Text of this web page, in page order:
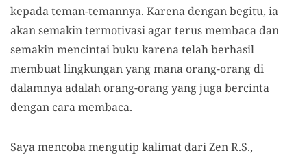
kepada teman-temannya. Karena dengan begitu, ia
akan semakin termotivasi agar terus membaca dan
semakin mencintai buku karena telah berhasil
membuat lingkungan yang mana orang-orang di
dalamnya adalah orang-orang yang juga bercinta
dengan cara membaca.
Saya mencoba mengutip kalimat dari Zen R.S.,